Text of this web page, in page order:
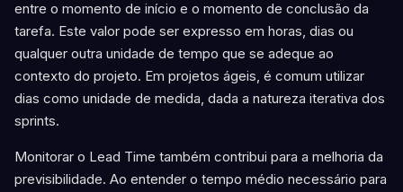
entre o momento de início e o momento de conclusão da
tarefa. Este valor pode ser expresso em horas, dias ou
qualquer outra unidade de tempo que se adeque ao
contexto do projeto. Em projetos ágeis, é comum utilizar
dias como unidade de medida, dada a natureza iterativa dos
sprints.
Monitorar o Lead Time também contribui para a melhoria da
previsibilidade. Ao entender o tempo médio necessário para